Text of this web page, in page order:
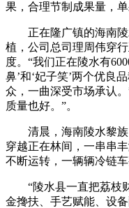
果，合理节制成果量，单
正在隆广镇的海南陵
植，公司总司理周伟穿
度。“我们正在陵水有
鼻’和‘妃子笑’两个优良
众，一曲深受市场承认
质量也好。”。
清晨，海南陵水黎族
穿越正在林间，一串串
不断运转，一辆辆冷链车
“陵水县一直把荔枝财
金搀扶、手艺赋能、设